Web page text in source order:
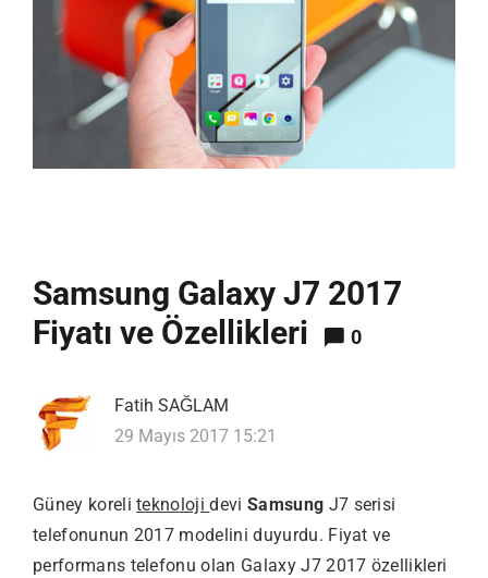
Samsung Galaxy J7 2017
Fiyatı ve Özellikleri
0
Fatih SAĞLAM
29 Mayıs 2017 15:21
Güney koreliteknolojidevi Samsung J7 serisi
telefonunun 2017 modelini duyurdu. Fiyat ve
performans telefonu olan Galaxy J7 2017 özellikleri